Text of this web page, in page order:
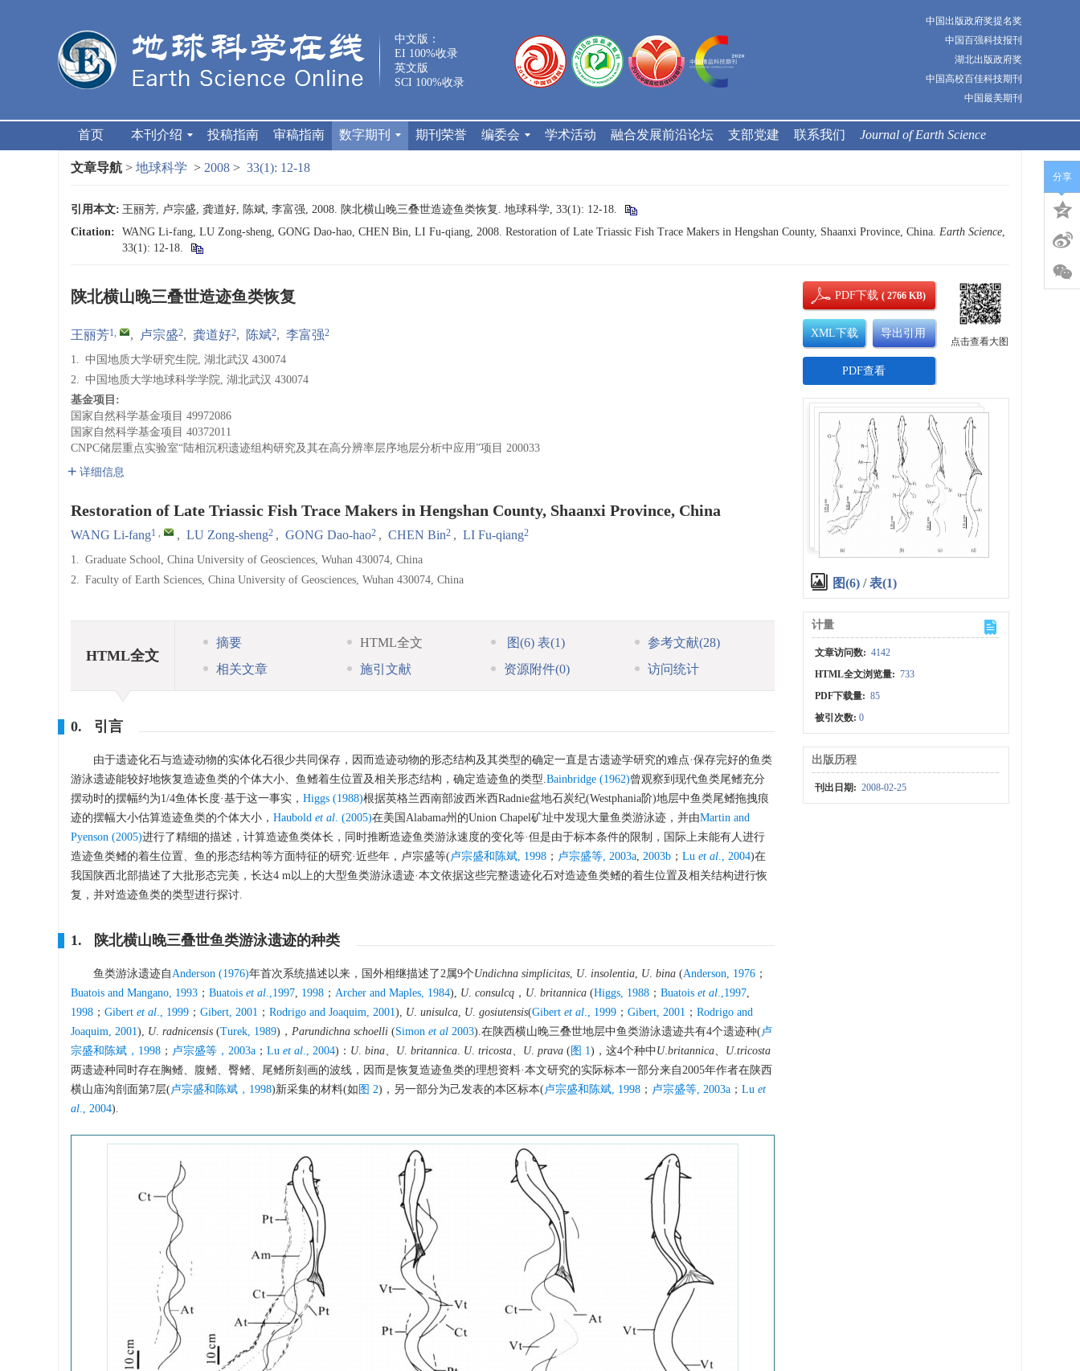
中文版：
EI 100%收录
英文版
SCI 100%收录
中国出版政府奖提名奖
中国百强科技报刊
湖北出版政府奖
中国高校百佳科技期刊
中国最美期刊
首页 本刊介绍 投稿指南 审稿指南 数字期刊 期刊荣誉 编委会 学术活动 融合发展前沿论坛 支部党建 联系我们 Journal of Earth Science
文章导航 > 地球科学 > 2008 > 33(1): 12-18
引用本文: 王丽芳, 卢宗盛, 龚道好, 陈斌, 李富强, 2008. 陕北横山晚三叠世造迹鱼类恢复. 地球科学, 33(1): 12-18.
Citation:
WANG Li-fang, LU Zong-sheng, GONG Dao-hao, CHEN Bin, LI Fu-qiang, 2008. Restoration of Late Triassic Fish Trace Makers in Hengshan County, Shaanxi Province, China. Earth Science,
33(1): 12-18.
陕北横山晚三叠世造迹鱼类恢复
王丽芳1, , 卢宗盛2, 龚道好2, 陈斌2, 李富强2
1. 中国地质大学研究生院, 湖北武汉 430074
2. 中国地质大学地球科学学院, 湖北武汉 430074
基金项目:
国家自然科学基金项目 49972086
国家自然科学基金项目 40372011
CNPC储层重点实验室“陆相沉积遗迹组构研究及其在高分辨率层序地层分析中应用”项目 200033
详细信息
Restoration of Late Triassic Fish Trace Makers in Hengshan County, Shaanxi Province, China
WANG Li-fang1 , , LU Zong-sheng2 , GONG Dao-hao2 , CHEN Bin2 , LI Fu-qiang2
1. Graduate School, China University of Geosciences, Wuhan 430074, China
2. Faculty of Earth Sciences, China University of Geosciences, Wuhan 430074, China
HTML全文
摘要 HTML全文 图(6) 表(1) 参考文献(28)
相关文章
施引文献 资源附件(0) 访问统计
0. 引言
由于遗迹化石与造迹动物的实体化石很少共同保存，因而造迹动物的形态结构及其类型的确定一直是古遗迹学研究的难点·保存完好的鱼类
游泳遗迹能较好地恢复造迹鱼类的个体大小、鱼鳍着生位置及相关形态结构，确定造迹鱼的类型.Bainbridge (1962)曾观察到现代鱼类尾鳍充分
摆动时的摆幅约为1/4鱼体长度·基于这一事实， Higgs (1988)根据英格兰西南部波西米西Radnie盆地石炭纪(Westphania阶)地层中鱼类尾鳍拖拽痕
迹的摆幅大小估算造迹鱼类的个体大小， Haubold et al. (2005)在美国Alabama州的Union Chapel矿址中发现大量鱼类游泳迹，并由Martin and
Pyenson (2005)进行了精细的描述，计算造迹鱼类体长，同时推断造迹鱼类游泳速度的变化等·但是由于标本条件的限制，国际上未能有人进行
造迹鱼类鳍的着生位置、鱼的形态结构等方面特征的研究·近些年，卢宗盛等(卢宗盛和陈斌, 1998 ； 卢宗盛等, 2003a, 2003b ； Lu et al., 2004)在
我国陕西北部描述了大批形态完美，长达4 m以上的大型鱼类游泳遗迹·本文依据这些完整遗迹化石对造迹鱼类鳍的着生位置及相关结构进行恢
复，并对造迹鱼类的类型进行探讨.
1. 陕北横山晚三叠世鱼类游泳遗迹的种类
鱼类游泳遗迹自Anderson (1976)年首次系统描述以来，国外相继描述了2属9个Undichna simplicitas, U. insolentia, U. bina (Anderson, 1976 ；
Buatois and Mangano, 1993 ； Buatois et al.,1997, 1998 ； Archer and Maples, 1984), U. consulcq ， U. britannica (Higgs, 1988 ； Buatois et al.,1997,
1998 ； Gibert et al., 1999 ； Gibert, 2001 ； Rodrigo and Joaquim, 2001), U. unisulca, U. gosiutensis(Gibert et al., 1999 ； Gibert, 2001 ； Rodrigo and
Joaquim, 2001), U. radnicensis (Turek, 1989)， Parundichna schoelli (Simon et al 2003).在陕西横山晚三叠世地层中鱼类游泳遗迹共有4个遗迹种(卢
宗盛和陈斌，1998 ； 卢宗盛等，2003a ； Lu et al., 2004)： U. bina、 U. britannica. U. tricosta、 U. prava (图 1)，这4个种中 U.britannica、 U.tricosta
两遗迹种同时存在胸鳍、腹鳍、臀鳍、尾鳍所刻画的波线，因而是恢复造迹鱼类的理想资料·本文研究的实际标本一部分来自2005年作者在陕西
横山庙沟剖面第7层(卢宗盛和陈斌，1998)新采集的材料(如 图 2)，另一部分为己发表的本区标本(卢宗盛和陈斌, 1998 ； 卢宗盛等, 2003a ； Lu et
al., 2004).
PDF下载( 2766 KB)
XML下载 导出引用
PDF查看
点击查看大图
图(6) /表(1)
计量
文章访问数: 4142
HTML全文浏览量: 733
PDF下载量: 85
被引次数:0
出版历程
刊出日期: 2008-02-25
分享